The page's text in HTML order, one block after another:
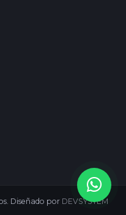
Diseñado por DEVSYSTEM